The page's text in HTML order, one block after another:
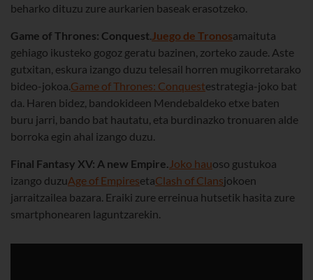
beharko dituzu zure aurkarien baseak erasotzeko.
Game of Thrones: Conquest.Juego de Tronosamaituta
gehiago ikusteko gogoz geratu bazinen, zorteko zaude. Aste
gutxitan, eskura izango duzu telesail horren mugikorretarako
bideo-jokoa.Game of Thrones: Conquestestrategia-joko bat
da. Haren bidez, bandokideen Mendebaldeko etxe baten
buru jarri, bando bat hautatu, eta burdinazko tronuaren alde
borroka egin ahal izango duzu.
Final Fantasy XV: A new Empire. Joko hauoso gustukoa
izango duzuAge of EmpiresetaClash of Clansjokoen
jarraitzailea bazara. Eraiki zure erreinua hutsetik hasita zure
smartphonearen laguntzarekin.